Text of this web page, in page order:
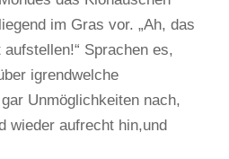
im Gras vor. „Ah, das
Sprachen es,
igrendwelche
Unmöglichkeiten nach,
wieder aufrecht hin,und